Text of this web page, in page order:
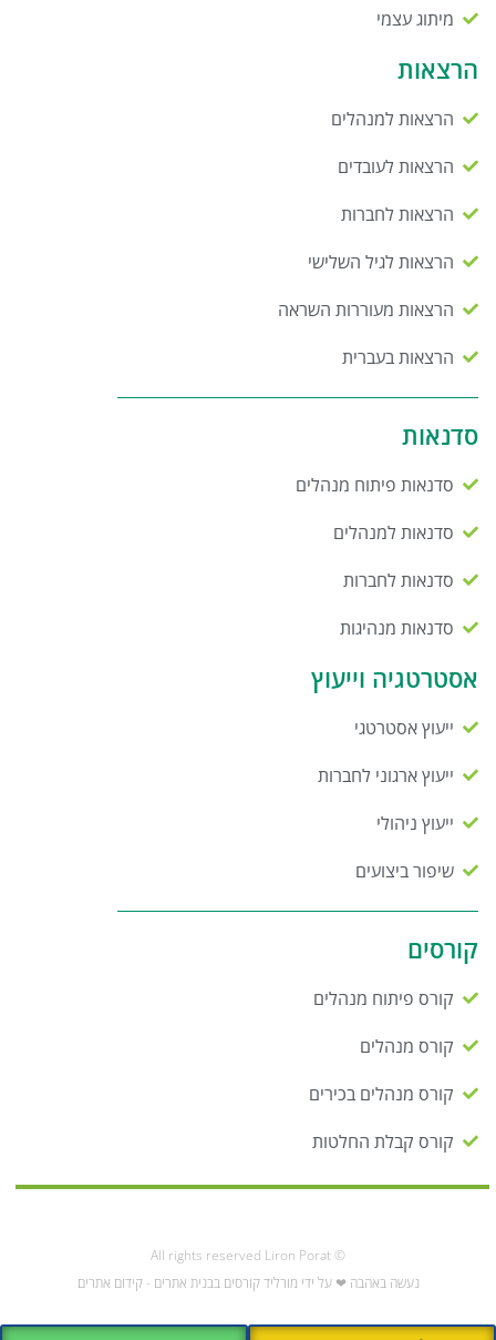
מיתוג עצמי
הרצאות
הרצאות למנהלים
הרצאות לעובדים
הרצאות לחברות
הרצאות לגיל השלישי
הרצאות מעוררות השראה
הרצאות בעברית
סדנאות
סדנאות פיתוח מנהלים
סדנאות למנהלים
סדנאות לחברות
סדנאות מנהיגות
אסטרטגיה וייעוץ
ייעוץ אסטרטגי
ייעוץ ארגוני לחברות
ייעוץ ניהולי
שיפור ביצועים
קורסים
קורס פיתוח מנהלים
קורס מנהלים
קורס מנהלים בכירים
קורס קבלת החלטות
© All rights reserved Liron Porat
נעשה באהבה ❤ על ידי מורליד קורסים בבנית אתרים - קידום אתרים